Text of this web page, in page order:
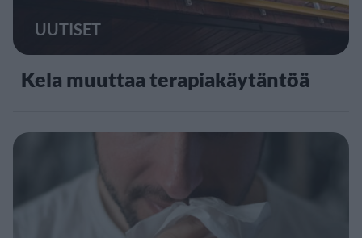
UUTISET
Kela muuttaa terapiakäytäntöä